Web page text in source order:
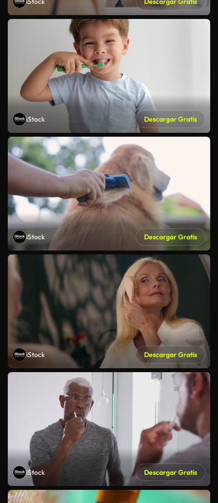
iStock Descargar Gratis
iStock Descargar Gratis
iStock Descargar Gratis
iStock Descargar Gratis